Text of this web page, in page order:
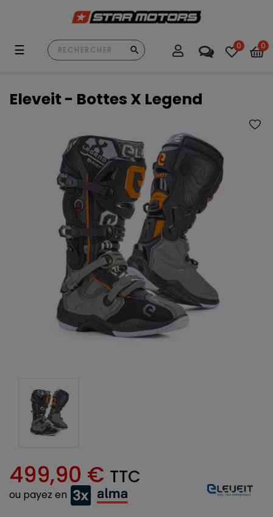
Basculer
☰ 0 0
Eleveit - Bottes X Legend
499,90 € TTC
ou payez en